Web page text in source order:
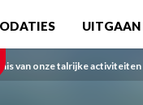
UITGAAN
van onze talrijke activiteiten